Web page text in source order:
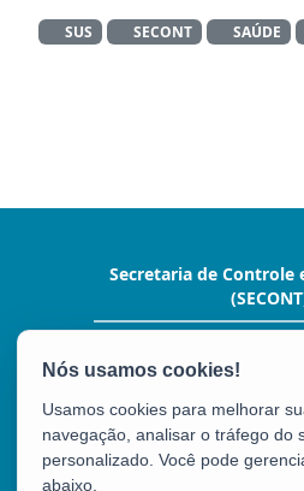
SUS SECONT SAÚDE
Secretaria de Controle
Hoffman,10º andar. -
Tel.: (27)
Usamos cookies para melhorar
navegação, analisar o tráfego do
personalizado. Você pode
abaixo.